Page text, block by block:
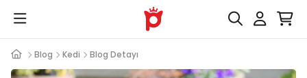
Blog Kedi Blog Detayı